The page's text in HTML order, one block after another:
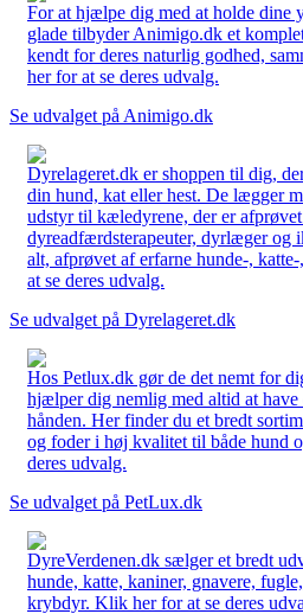
For at hjælpe dig med at holde dine
glade tilbyder Animigo.dk et
kendt for deres naturlig godhed,
her for at se deres udvalg.
Se udvalget på Animigo.dk
Dyrelageret.dk er shoppen til dig,
din hund, kat eller hest. De lægger
udstyr til kæledyrene, der er
dyreadfærdsterapeuter, dyrlæger og
alt, afprøvet af erfarne hunde-,
at se deres udvalg.
Se udvalget på Dyrelageret.dk
Hos Petlux.dk gør de det nemt for
hjælper dig nemlig med altid at have
hånden. Her finder du et bredt
og foder i høj kvalitet til både hund
deres udvalg.
Se udvalget på PetLux.dk
DyreVerdenen.dk sælger et bredt
hunde, katte, kaniner, gnavere,
krybdyr. Klik her for at se deres